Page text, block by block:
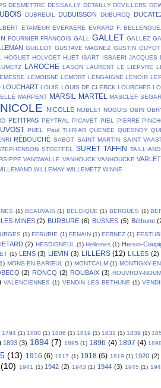
DESMETTRE DESSAILLY DETAILLY DEVILLERS
DUBREUIL DUBUISSON DUBURCQ
ETAMEUR EVERAERE EVRARD F.
FOURNIER FRANCOIS GALL GALLET GALLEZ
GUILLOT GUSTAVE MAGNEZ GUSTIN GUYOT
HOGUET HOLVOET HUET ISART ISBAERI JACQUES
LAROCHE LASON LAURENT LE LIEPVRE
LEMOISNE LEMORT LENGAIGNE LENOIR
LOUCHART LOUIS LOUIS DE CLERCK LOURCHES
MARPENT MARSIL MARTEL MASCLEF
NICOLE NICOLLE NOBLET NOGUIS OBIN
PETITPAS PEYTRAL PICAVET PIEL PIERRE
PUEL Paul THIRIAR QUENEE QUESNOY
RÉBOUCHÉ SABOT SAINT MARTIN SAINT
STOEFFEL SURET TAFFIN
VANDWALLE VANHOUCK VANHOUCKE VARLET
WILLEMAY WILLEMETZ WINNE
(1) BEAUVAIS (1) BELGIQUE (1) BERGUES (1)
LES-MINES (2) BURBURE (6) BUSNES (5) Béthune
(1) FEBURIE (1) FENAIN (1) FERNEZ (1)
(2) HESDIGNEUL (1) Hellemes (1) Hersin-
(1) LENS (3) LIEVIN (3) LILLERS (12) LILLES (2)
MONS-EN-BARŒUL (1) MONTCALM (1) MONTIGNY-
(2) RONCQ (2) ROUBAIX (3) ROUVROY-
VALENCIENNES (1) VENDIN LES BETHUNE (1)
1794 (1) 1800 (1) 1806 (1) 1819 (1) 1831 (1) 1839 (1)
1893 (3) 1894 (7) 1895 (1) 1896 (4) 1897 (4) 1898
(13) 1916 (6) 1917 (1) 1918 (6) 1919 (1) 1920 (2)
(10) 1941 (1) 1942 (2) 1943 (1) 1944 (3) 1945 (1)